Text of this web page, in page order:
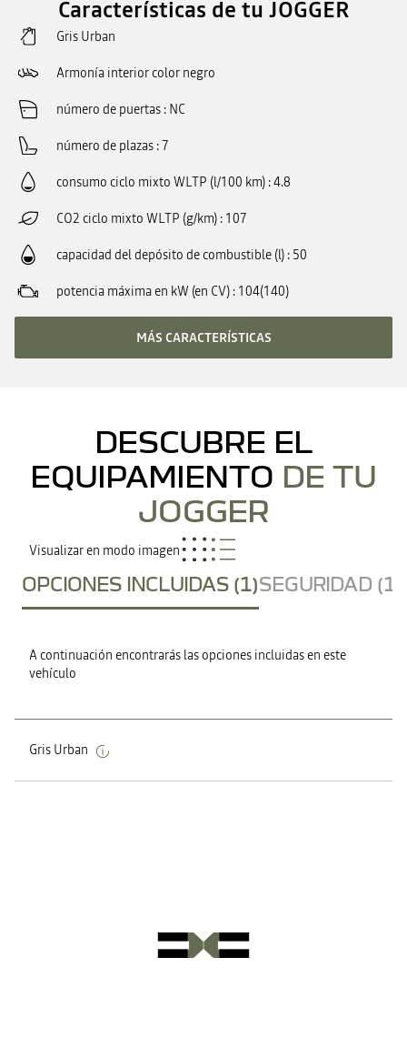
Características de tu JOGGER
Gris Urban
Armonía interior color negro
número de puertas NC
número de plazas 7
consumo ciclo mixto WLTP (l/100 km) 4.8
CO2 ciclo mixto WLTP (g/km) 107
capacidad del depósito de combustible (l) 50
potencia máxima en kW (en CV) 104(140)
MÁS CARACTERÍSTICAS
DESCUBRE EL
EQUIPAMIENTO DE TU
JOGGER
Visualizar en modo imagen
OPCIONES INCLUIDAS (1)SEGURIDAD
A continuación encontrarás las opciones incluidas en este
vehículo
Gris Urban